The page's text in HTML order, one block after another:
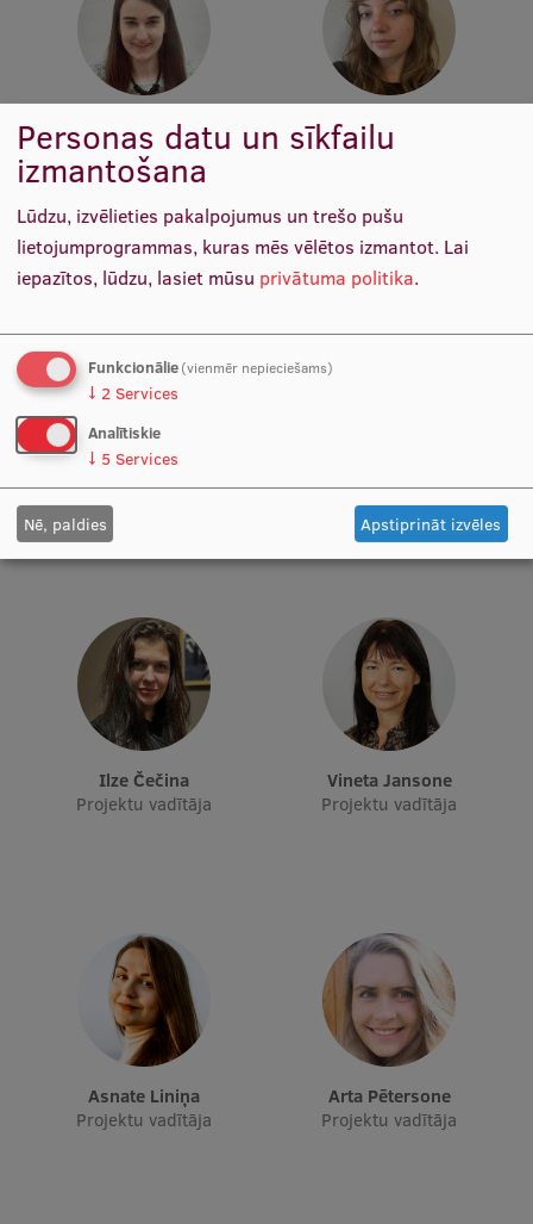
Ētikas un līdztiesības mācības
Atvērtā universitāte
Profesionālās pilnveides kursi
ESF kvalifikācijas celšanas kursi
Pedagoģiskās izaugsmes centrs
Pētniecība
Zinātniskie institūti un laboratorijas
Pētniecības datu pārvaldība
Zinātnes ietekme
Pētniecības platformas
Doktorantūras skola
Pētniecības pakalpojumi
Pētniecības projekti
Zinātniskās konferences
Inovāciju centrs
Starptautiskā sadarbība
Katrīna Liepiņa
Vecākā zinātnes datu
analītiķe
Magdalēna Kuple
Zinātnes datu analītiķe
Atis Minde
Iepirkumu projektu vadītājs
RSU zinātniskā sekretāre
Ilze Čečina
Projektu vadītāja
Vineta Jansone
Projektu vadītāja
Asnate Liniņa
Projektu vadītāja
Arta Pētersone
Projektu vadītāja
Personas datu un sīkfailu
izmantošana
Lūdzu, izvēlieties pakalpojumus un trešo pušu
lietojumprogrammas, kuras mēs vēlētos izmantot. Lai
iepazītos, lūdzu, lasiet mūsu privātuma politika.
Funkcionālie(vienmēr nepieciešams)
↓ 2 Services
Analītiskie
↓ 5 Services
Nē, paldies Apstiprināt izvēles